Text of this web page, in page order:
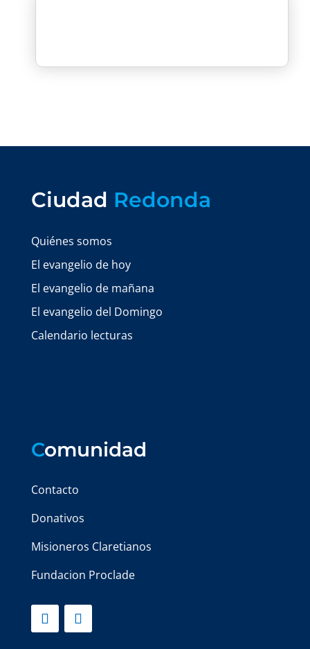
Ciudad Redonda
Quiénes somos
El evangelio de hoy
El evangelio de mañana
El evangelio del Domingo
Calendario lecturas
Comunidad
Contacto
Donativos
Misioneros Claretianos
Fundacion Proclade